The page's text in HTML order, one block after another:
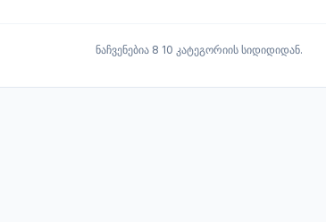
ნაჩვენებია 8 10 კატეგორიის სიდიდიდან.